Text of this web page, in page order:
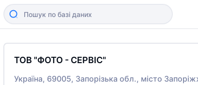
ТОВ "ФОТО - СЕРВІС"
Україна, 69005, Запорізька обл., місто